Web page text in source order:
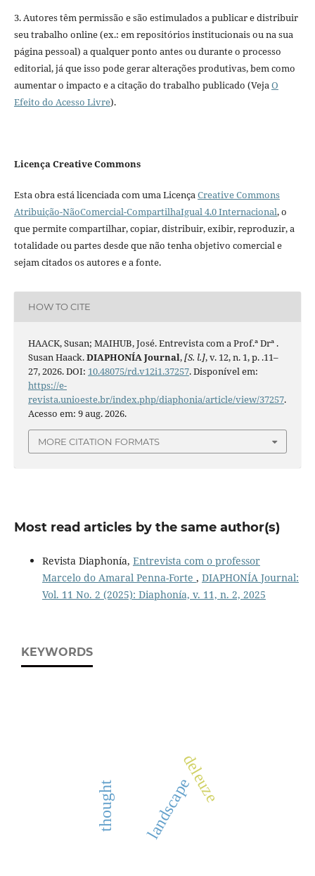
3. Autores têm permissão e são estimulados a publicar e distribuir
seu trabalho online (ex.: em repositórios institucionais ou na sua
página pessoal) a qualquer ponto antes ou durante o processo
editorial, já que isso pode gerar alterações produtivas, bem como
aumentar o impacto e a citação do trabalho publicado (VejaO
Efeito do Acesso Livre).
Licença Creative Commons
Esta obra está licenciada com uma LicençaCreative Commons
Atribuição-NãoComercial-CompartilhaIgual 4.0 Internacional, o
que permite compartilhar, copiar, distribuir, exibir, reproduzir, a
totalidade ou partes desde que não tenha objetivo comercial e
sejam citados os autores e a fonte.
HOW TO CITE
HAACK, Susan; MAIHUB, José. Entrevista com a Prof.ª Drª .
Susan Haack.DIAPHONÍA Journal,[S. l.], v. 12, n. 1, p. .11–
27, 2026. DOI: 10.48075/rd.v12i1.37257. Disponível em:
https://e-
revista.unioeste.br/index.php/diaphonia/article/view/37257.
Acesso em: 9 aug. 2026.
MORE CITATION FORMATS
Most read articles by the same author(s)
Revista Diaphonía, Entrevista com o professor
Marcelo do Amaral Penna-Forte , DIAPHONÍA Journal:
Vol. 11 No. 2 (2025): Diaphonía, v. 11, n. 2, 2025
KEYWORDS
deleuze
landscape
thought